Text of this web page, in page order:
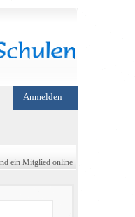
Anmelden
ein Mitglied online